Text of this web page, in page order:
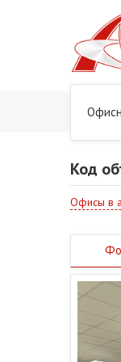
Главная
Код
Офисы в